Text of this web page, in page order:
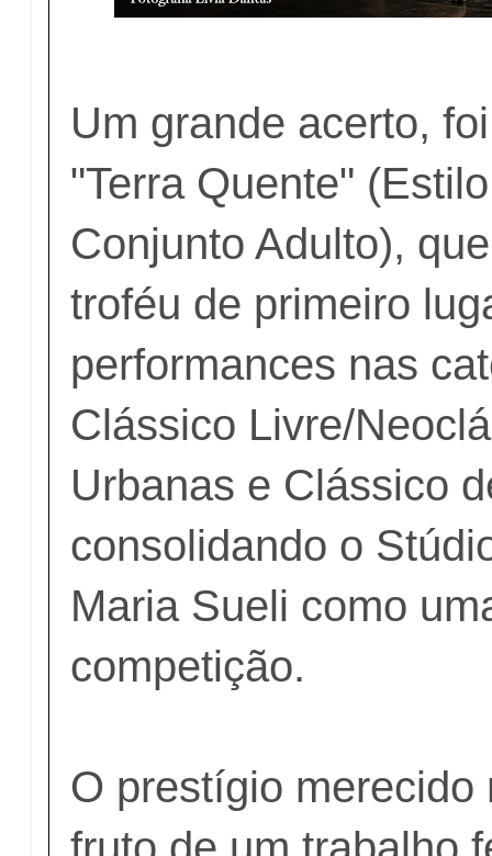
Um grande acerto,
"Terra Quente"
Conjunto Adulto),
troféu de primeiro
performances nas
Clássico Livre/
Urbanas e Clássico
consolidando o
Maria Sueli como
competição.
O prestígio merecido